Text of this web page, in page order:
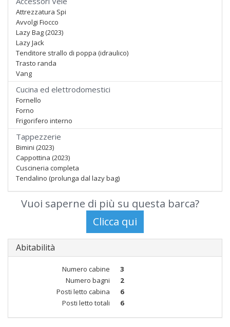
Attrezzatura Spi
Avvolgi Fiocco
Lazy Bag (2023)
Lazy Jack
Tenditore strallo di poppa (idraulico)
Trasto randa
Vang
Cucina ed elettrodomestici
Fornello
Forno
Frigorifero interno
Tappezzerie
Bimini (2023)
Cappottina (2023)
Cuscineria completa
Tendalino (prolunga dal lazy bag)
Vuoi saperne di più su questa barca?
Abitabilità
Numero cabine
3
Numero bagni
2
Posti letto cabina
6
Posti letto totali
6